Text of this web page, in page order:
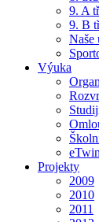
9. A
9. B
Naše
Výuka
Projekty
2009
2010
2011